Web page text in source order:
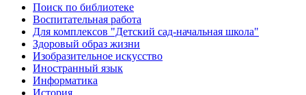
Поиск по библиотеке
Воспитательная работа
Для комплексов "Детский сад-начальная школа"
Здоровый образ жизни
Изобразительное искусство
Иностранный язык
Информатика
История